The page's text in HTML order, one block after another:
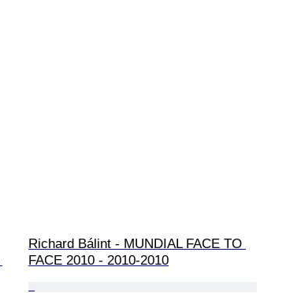
Richard Bálint - MUNDIAL FACE TO
FACE 2010 - 2010-2010